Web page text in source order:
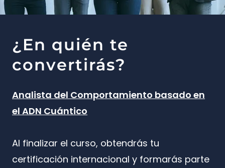
¿En quién te
convertirás?
Analista del Comportamiento basado en
el ADN Cuántico
Al finalizar el curso, obtendrás tu
certificación internacional y formarás parte